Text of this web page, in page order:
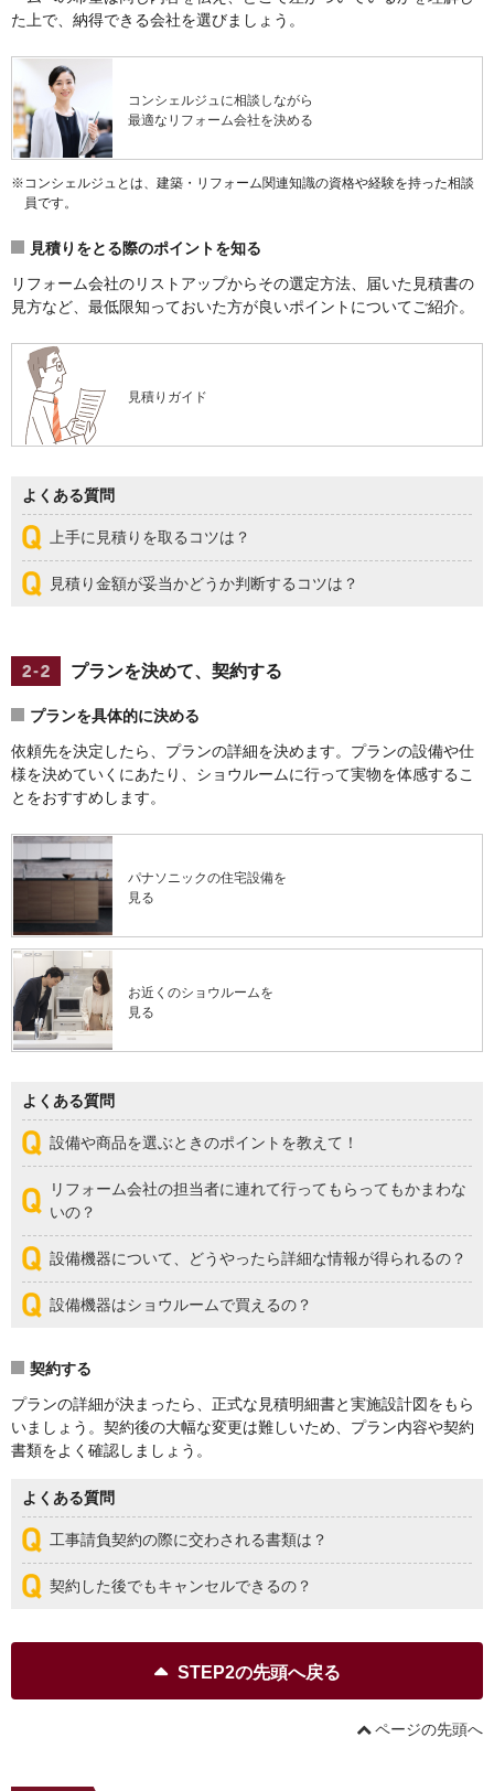
た上で、納得できる会社を選びましょう。
コンシェルジュ に相談しながら
最適なリフォーム会社を決める
※コンシェルジュとは、建築・リフォーム関連知識の資格や経験を持った相談
員です。
見積りをとる際のポイントを知る
リフォーム会社のリストアップからその選定方法、届いた見積書の
見方など、最低限知っておいた方が良いポイントについてご紹介。
見積りガイド
よくある質問
上手に見積りを取るコツは？
見積り金額が妥当かどうか判断するコツは？
プランを決めて、契約する
プランを具体的に決める
依頼先を決定したら、プランの詳細を決めます。プランの設備や仕
様を決めていくにあたり、ショウルームに行って実物を体感するこ
とをおすすめします。
パナソニックの住宅設備を
見る
お近くのショウルームを
見る
よくある質問
設備や商品を選ぶときのポイントを教えて！
リフォーム会社の担当者に連れて行ってもらってもかまわな
いの？
設備機器について、どうやったら詳細な情報が得られるの？
設備機器はショウルームで買えるの？
契約する
プランの詳細が決まったら、正式な見積明細書と実施設計図をもら
いましょう。契約後の大幅な変更は難しいため、プラン内容や契約
書類をよく確認しましょう。
よくある質問
工事請負契約の際に交わされる書類は？
契約した後でもキャンセルできるの？
STEP2の先頭へ戻る
ページの先頭へ